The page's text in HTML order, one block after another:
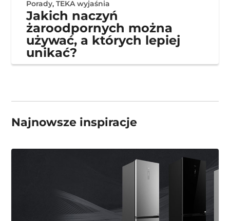
Porady,TEKA wyjaśnia
Jakich naczyń
żaroodpornych można
używać, a których lepiej
unikać?
Najnowsze inspiracje